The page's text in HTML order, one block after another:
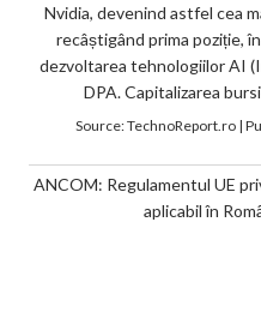
Nvidia, devenind astfel cea
recâștigând prima poziție,
dezvoltarea tehnologiilor AI
DPA. Capitalizarea
Source:TechnoReport.ro|
ANCOM: Regulamentul UE
aplicabil în